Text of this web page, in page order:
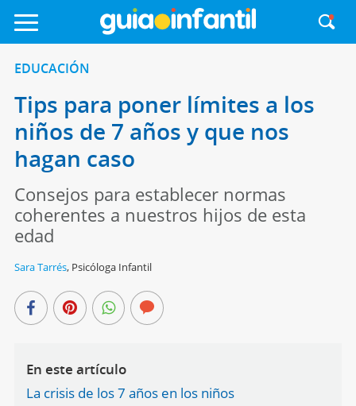
EDUCACIÓN
Tips para poner límites a los
niños de 7 años y que nos
hagan caso
Consejos para establecer normas
coherentes a nuestros hijos de esta
edad
Sara Tarrés, Psicóloga Infantil
En este artículo
La crisis de los 7 años en los niños